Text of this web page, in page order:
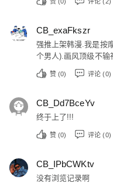
CB_exaFkszr
强推上架韩漫.我是按
个男人).画风顶级不输
赞 (0) 评论 (0)
CB_Dd7BceYv
终于上了!!!
赞 (0) 评论 (0)
CB_IPbCWKtv
没有浏览记录啊